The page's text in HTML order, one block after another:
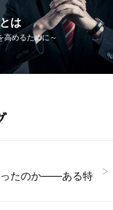
は
高めるために～
ったのか——ある特